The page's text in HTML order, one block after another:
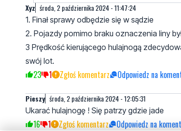
Xyz środa, 2 października 2024 - 11:47:24
1. Finał sprawy odbędzie się w sądzie
2. Pojazdy pomimo braku oznaczenia liny
3 Prędkość kierującego hulajnogą
swój lot.
23 1 Zgłoś komentarz Odpowiedz na
Pieszy środa, 2 października 2024 - 12:05:31
Ukarać hulajnogę ! Się patrzy gdzie jade
16 1 Zgłoś komentarz Odpowiedz na